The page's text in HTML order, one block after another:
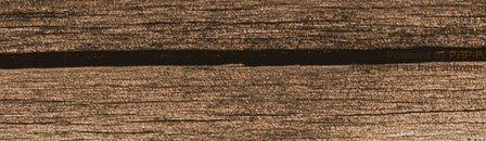
Theme
Powered byPHP-
Released as free